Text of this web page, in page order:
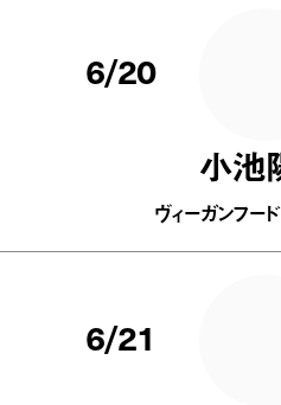
6/20
小池
ヴィーガンフー
6/21